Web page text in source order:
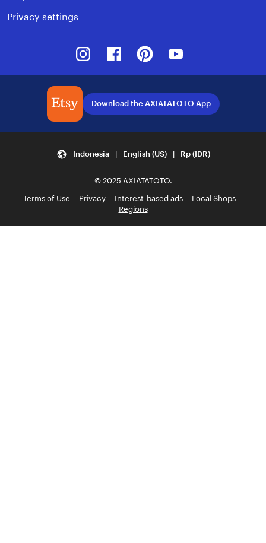
Privacy settings
InstagramFacebookPinterest
Download the AXIATATOTO App
Indonesia | English (US) | Rp (IDR)
© 2025 AXIATATOTO.
Terms of Use
Privacy Interest-based ads
Local Shops
Regions